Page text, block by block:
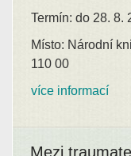
Termín: do 28. 8.
Místo: Národní
110 00
více informací
Mezi